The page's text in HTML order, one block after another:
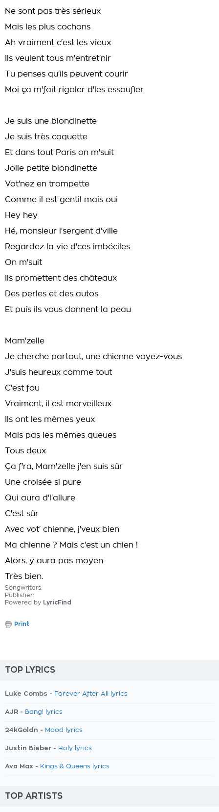
Ne sont pas très sérieux
Mais les plus cochons
Ah vraiment c'est les vieux
Ils veulent tous m'entret'nir
Tu penses qu'ils peuvent courir
Moi ça m'fait rigoler d'les essoufler
Je suis une blondinette
Je suis très coquette
Et dans tout Paris on m'suit
Jolie petite blondinette
Vot'nez en trompette
Comme il est gentil mais oui
Hey hey
Hé, monsieur l'sergent d'ville
Regardez la vie d'ces imbéciles
On m'suit
Ils promettent des châteaux
Des perles et des autos
Et puis ils vous donnent la peau
Mam'zelle
Je cherche partout, une chienne voyez-vous
J'suis heureux comme tout
C'est fou
Vraiment, il est merveilleux
Ils ont les mêmes yeux
Mais pas les mêmes queues
Tous deux
Ça f'ra, Mam'zelle j'en suis sûr
Une croisée si pure
Qui aura d'l'allure
C'est sûr
Avec vot' chienne, j'veux bien
Ma chienne ? Mais c'est un chien !
Alors, y aura pas moyen
Très bien.
Songwriters:
Publisher:
Powered by LyricFind
Print
TOP LYRICS
Luke Combs - Forever After All lyrics
AJR - Bang! lyrics
24kGoldn - Mood lyrics
Justin Bieber - Holy lyrics
Ava Max - Kings & Queens lyrics
TOP ARTISTS